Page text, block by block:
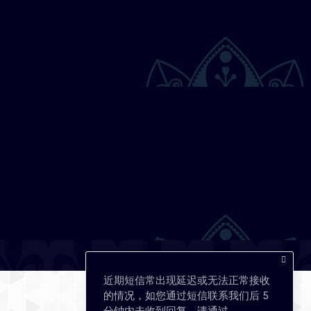
近期短信常出现延迟或无法正常接收
的情况，如您通过短信联系我们后 5